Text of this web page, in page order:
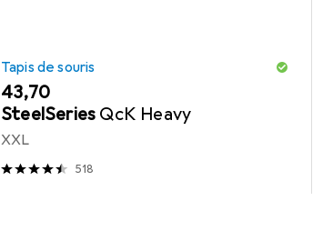
Tapis de souris
EUR
43,70
SteelSeries QcK Heavy
XXL
518